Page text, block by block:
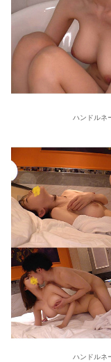
ハンドルネ
ハンドルネ